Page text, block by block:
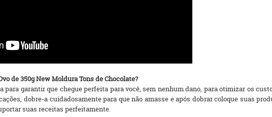
de 350g New Moldura Tons de Chocolate?
para garantir que chegue perfeita para você, sem nenhum dano, para otimizar os
dobre-a cuidadosamente para que não amasse e após dobrar coloque suas
suas receitas perfeitamente.